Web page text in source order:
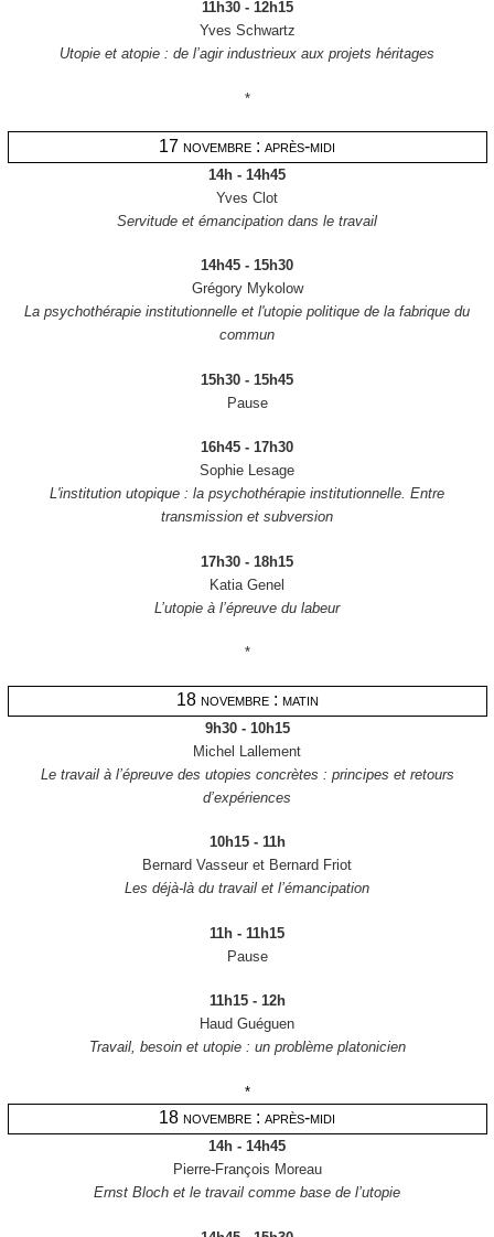
11h30 - 12h15
Yves Schwartz
Utopie et atopie : de l’agir industrieux aux projets héritages
*
17 novembre : après-midi
14h - 14h45
Yves Clot
Servitude et émancipation dans le travail
14h45 - 15h30
Grégory Mykolow
La psychothérapie institutionnelle et l'utopie politique de la fabrique du
commun
15h30 - 15h45
Pause
16h45 - 17h30
Sophie Lesage
L'institution utopique : la psychothérapie institutionnelle. Entre
transmission et subversion
17h30 - 18h15
Katia Genel
L’utopie à l’épreuve du labeur
*
18 novembre : matin
9h30 - 10h15
Michel Lallement
Le travail à l’épreuve des utopies concrètes : principes et retours
d’expériences
10h15 - 11h
Bernard Vasseur et Bernard Friot
Les déjà-là du travail et l’émancipation
11h - 11h15
Pause
11h15 - 12h
Haud Guéguen
Travail, besoin et utopie : un problème platonicien
*
18 novembre : après-midi
14h - 14h45
Pierre-François Moreau
Ernst Bloch et le travail comme base de l’utopie